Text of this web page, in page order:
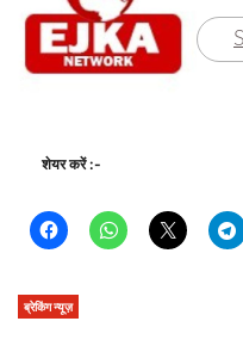
शेयर करें :-
ब्रेकिंग न्यूज़